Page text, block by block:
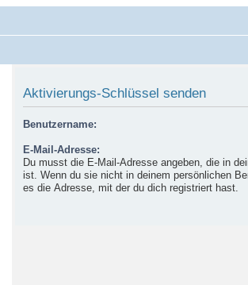
Aktivierungs-Schlüssel senden
Benutzername:
E-Mail-Adresse:
Du musst die E-Mail-Adresse angeben, die in
ist. Wenn du sie nicht in deinem persönlichen
es die Adresse, mit der du dich registriert hast.